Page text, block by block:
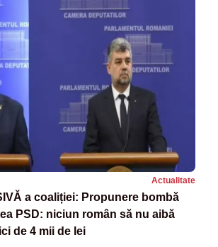
Actualitate
a coaliției: Propunere bombă
PSD: niciun român să nu aibă
de 4 mii de lei